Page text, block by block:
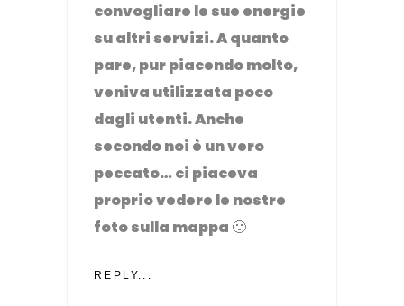
convogliare le sue energie
su altri servizi. A quanto
pare, pur piacendo molto,
veniva utilizzata poco
dagli utenti. Anche
secondo noi è un vero
peccato… ci piaceva
proprio vedere le nostre
foto sulla mappa 🙂
REPLY...